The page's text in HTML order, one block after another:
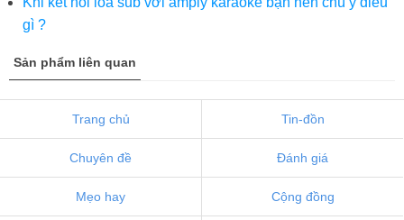
gì ?
Sản phẩm liên quan
Trang chủ Tin-đồn
Chuyên đề Đánh giá
Mẹo hay Cộng đồng